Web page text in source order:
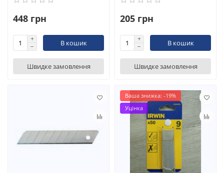
448 грн
В кошик
Швидке замовлення
205 грн
В кошик
Швидке замовлення
Ваша знижка: -19%
Уцінка